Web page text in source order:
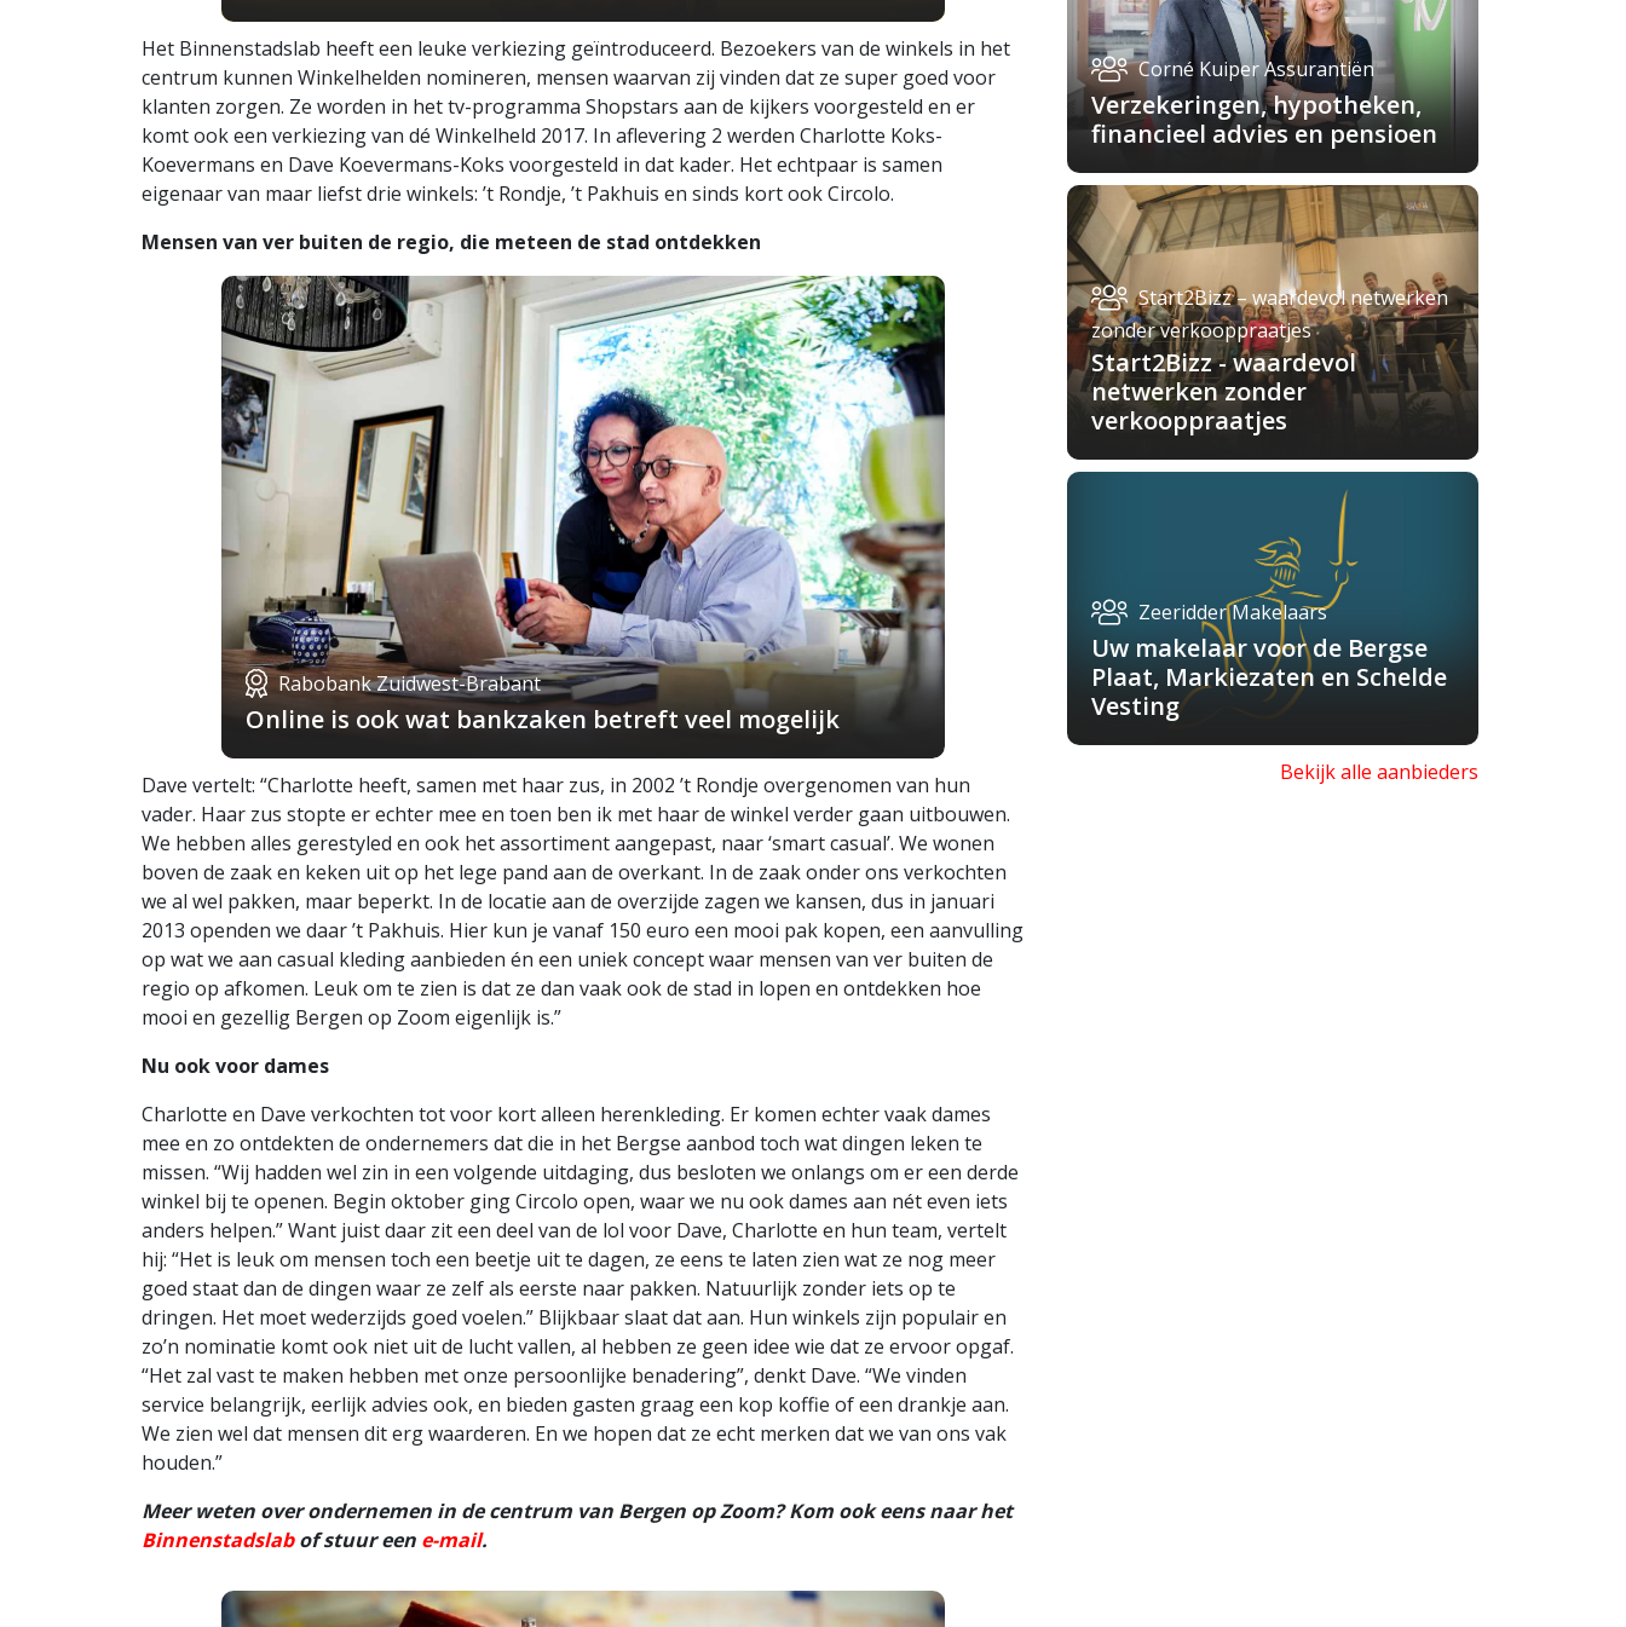
Het Binnenstadslab heeft een leuke verkiezing geïntroduceerd. Bezoekers van de winkels in het
centrum kunnen Winkelhelden nomineren, mensen waarvan zij vinden dat ze super goed voor
klanten zorgen. Ze worden in het tv-programma Shopstars aan de kijkers voorgesteld en er
komt ook een verkiezing van dé Winkelheld 2017. In aflevering 2 werden Charlotte Koks-
Koevermans en Dave Koevermans-Koks voorgesteld in dat kader. Het echtpaar is samen
eigenaar van maar liefst drie winkels: ’t Rondje, ’t Pakhuis en sinds kort ook Circolo.
Mensen van ver buiten de regio, die meteen de stad ontdekken
Rabobank Zuidwest-Brabant
Online is ook wat bankzaken betreft veel mogelijk
Dave vertelt: “Charlotte heeft, samen met haar zus, in 2002 ’t Rondje overgenomen van hun
vader. Haar zus stopte er echter mee en toen ben ik met haar de winkel verder gaan uitbouwen.
We hebben alles gerestyled en ook het assortiment aangepast, naar ‘smart casual’. We wonen
boven de zaak en keken uit op het lege pand aan de overkant. In de zaak onder ons verkochten
we al wel pakken, maar beperkt. In de locatie aan de overzijde zagen we kansen, dus in januari
2013 openden we daar ’t Pakhuis. Hier kun je vanaf 150 euro een mooi pak kopen, een aanvulling
op wat we aan casual kleding aanbieden én een uniek concept waar mensen van ver buiten de
regio op afkomen. Leuk om te zien is dat ze dan vaak ook de stad in lopen en ontdekken hoe
mooi en gezellig Bergen op Zoom eigenlijk is.”
Nu ook voor dames
Charlotte en Dave verkochten tot voor kort alleen herenkleding. Er komen echter vaak dames
mee en zo ontdekten de ondernemers dat die in het Bergse aanbod toch wat dingen leken te
missen. “Wij hadden wel zin in een volgende uitdaging, dus besloten we onlangs om er een derde
winkel bij te openen. Begin oktober ging Circolo open, waar we nu ook dames aan nét even iets
anders helpen.” Want juist daar zit een deel van de lol voor Dave, Charlotte en hun team, vertelt
hij: “Het is leuk om mensen toch een beetje uit te dagen, ze eens te laten zien wat ze nog meer
goed staat dan de dingen waar ze zelf als eerste naar pakken. Natuurlijk zonder iets op te
dringen. Het moet wederzijds goed voelen.” Blijkbaar slaat dat aan. Hun winkels zijn populair en
zo’n nominatie komt ook niet uit de lucht vallen, al hebben ze geen idee wie dat ze ervoor opgaf.
“Het zal vast te maken hebben met onze persoonlijke benadering”, denkt Dave. “We vinden
service belangrijk, eerlijk advies ook, en bieden gasten graag een kop koffie of een drankje aan.
We zien wel dat mensen dit erg waarderen. En we hopen dat ze echt merken dat we van ons vak
houden.”
Meer weten over ondernemen in de centrum van Bergen op Zoom? Kom ook eens naar het
Binnenstadslabof stuur een e-mail.
Corné Kuiper Assurantiën
Verzekeringen, hypotheken,
financieel advies en pensioen
Start2Bizz – waardevol netwerken
zonder verkooppraatjes
Start2Bizz - waardevol
netwerken zonder
verkooppraatjes
Zeeridder Makelaars
Uw makelaar voor de Bergse
Plaat, Markiezaten en Schelde
Vesting
Bekijk alle aanbieders